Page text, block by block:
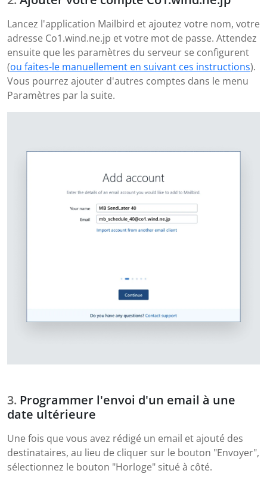
Lancez l'application Mailbird et ajoutez votre nom, votre
adresse Co1.wind.ne.jp et votre mot de passe. Attendez
ensuite que les paramètres du serveur se configurent
(ou faites-le manuellement en suivant ces instructions).
Vous pourrez ajouter d'autres comptes dans le menu
Paramètres par la suite.
Programmer l'envoi d'un email à une
date ultérieure
Une fois que vous avez rédigé un email et ajouté des
destinataires, au lieu de cliquer sur le bouton "Envoyer",
sélectionnez le bouton "Horloge" situé à côté.